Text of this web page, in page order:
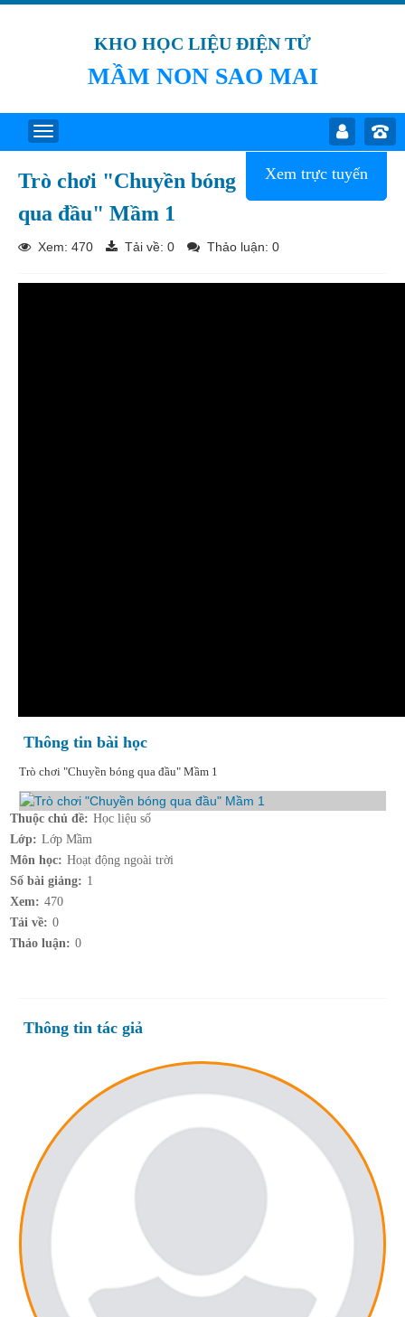
KHO HỌC LIỆU ĐIỆN TỬ
MẦM NON SAO MAI
Xem trực tuyến
Trò chơi "Chuyền bóng
qua đầu" Mầm 1
Xem: 470 Tải về: 0 Thảo luận: 0
Thông tin bài học
Trò chơi "Chuyền bóng qua đầu" Mầm 1
Thuộc chủ đề: Học liệu số
Lớp: Lớp Mầm
Môn học: Hoạt động ngoài trời
Số bài giảng: 1
Xem: 470
Tải về: 0
Thảo luận: 0
Thông tin tác giả